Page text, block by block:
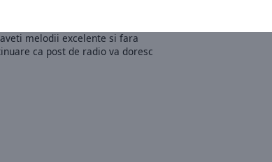
melodii excelente si fara
ca post de radio va doresc